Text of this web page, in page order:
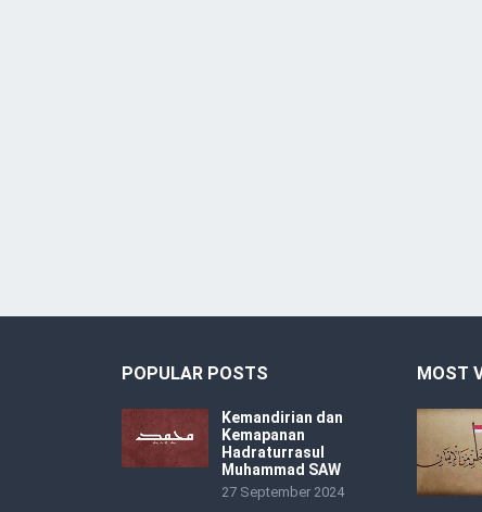
POPULAR POSTS
Kemandirian dan
Kemapanan
Hadraturrasul
Muhammad SAW
27 September 2024
MOST